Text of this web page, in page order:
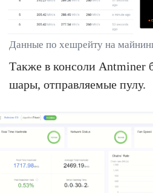
Данные по хешрейту на
Также в консоли Antminer
шары, отправляемые пулу.